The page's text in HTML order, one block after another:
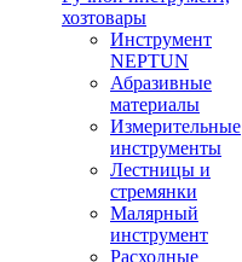
хозтовары
Инструмент
NEPTUN
Абразивные
материалы
Измерительные
инструменты
Лестницы и
стремянки
Малярный
инструмент
Расходные